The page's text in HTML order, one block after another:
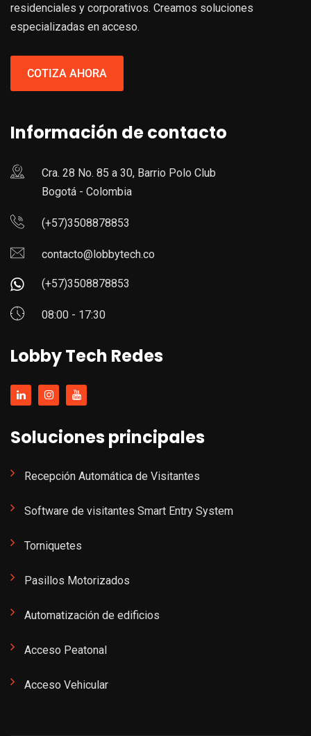
residenciales y corporativos. Creamos soluciones
especializadas en acceso.
COTIZA AHORA
Información de contacto
Cra. 28 No. 85 a 30, Barrio Polo Club
Bogotá - Colombia
(+57)3508878853
contacto@lobbytech.co
(+57)3508878853
08:00 - 17:30
Lobby Tech Redes
Soluciones principales
Recepción Automática de Visitantes
Software de visitantes Smart Entry System
Torniquetes
Pasillos Motorizados
Automatización de edificios
Acceso Peatonal
Acceso Vehicular